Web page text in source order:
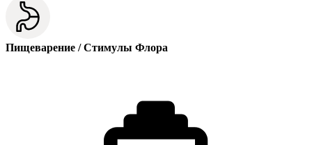
Пищеварение / Стимулы Флора